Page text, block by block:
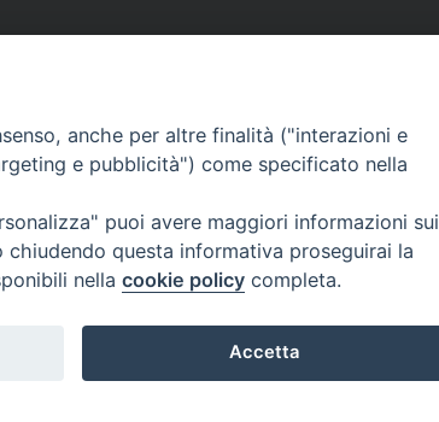
SEDE PRINCIPALE
San Marco, 320/A – 30124 Venezia
Tel. 041-2702411
e-mail curia@patriarcatovenezia.it
ufficiostampa@patriarcatovenezia.it
anche per altre finalità ("interazioni e
e pubblicità") come specificato nella
puoi avere maggiori informazioni sui
questa informativa proseguirai la
nella cookie policy completa.
Accetta